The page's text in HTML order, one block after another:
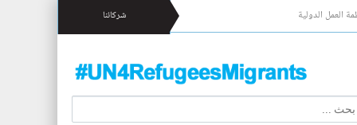
العمل الدولية شركائنا